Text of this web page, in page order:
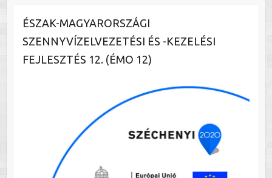
ÉSZAK-MAGYARORSZÁGI
SZENNYVÍZELVEZETÉSI ÉS -KEZELÉSI
FEJLESZTÉS 12. (ÉMO 12)